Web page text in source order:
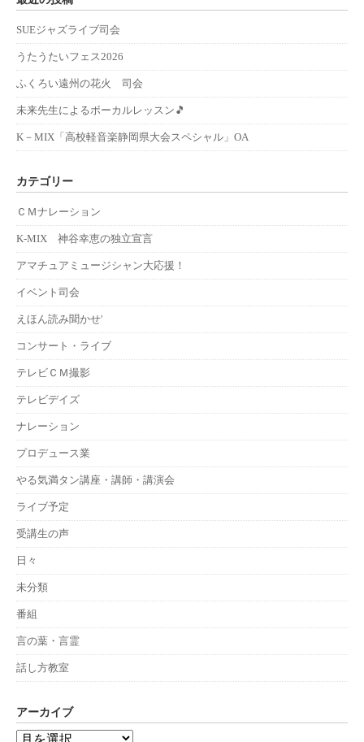
SUEジャズライブ司会
うたうたいフェス2026
ふくろい遠州の花火 司会
未来先生によるボーカルレッスン🎵
K－MIX「高校軽音楽静岡県大会スペシャル」OA
カテゴリー
ＣＭナレーション
K-MIX 神谷幸恵の独立宣言
アマチュアミュージシャン大応援！
イベント司会
えほん読み聞かせ'
コンサート・ライブ
テレビＣＭ撮影
テレビデイズ
ナレーション
プロデュース業
やる気満タン講座・講師・講演会
ライブ予定
受講生の声
日々
未分類
番組
言の葉・言霊
話し方教室
アーカイブ